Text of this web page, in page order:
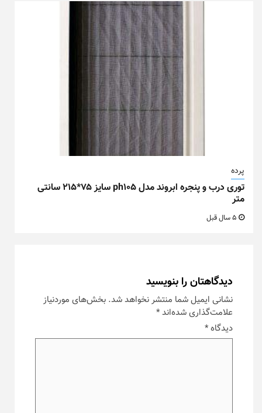
پرده
توری درب و پنجره ابروند مدل ph105 سایز ۷۵*۲۱۵ سانتی
متر
دیدگاهتان را بنویسید
نشانی ایمیل شما منتشر نخواهد شد. بخش‌های موردنیاز
علامت‌گذاری شده‌اند*
دیدگاه*